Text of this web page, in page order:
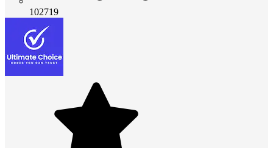
102719